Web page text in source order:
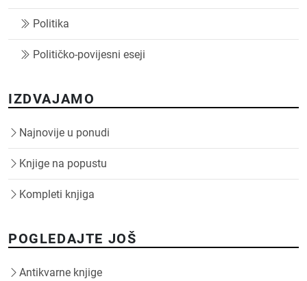
Politika
Političko-povijesni eseji
IZDVAJAMO
Najnovije u ponudi
Knjige na popustu
Kompleti knjiga
POGLEDAJTE JOŠ
Antikvarne knjige